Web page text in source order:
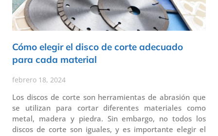
Cómo elegir el disco de corte adecuado
para cada material
febrero 18, 2024
Los discos de corte son herramientas de abrasión que
se utilizan para cortar diferentes materiales como
metal, madera y piedra. Sin embargo, no todos los
discos de corte son iguales, y es importante elegir el